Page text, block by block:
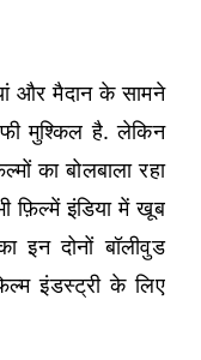
और मैदान के सामने
मुश्किल है. लेकिन
का बोलबाला रहा
फ़िल्में इंडिया में खूब
इन दोनों बॉलीवुड
इंडस्ट्री के लिए